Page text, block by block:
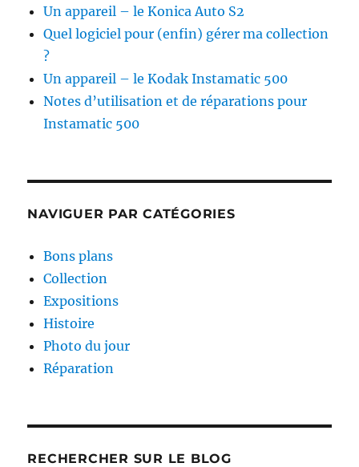
Un appareil – le Konica Auto S2
Quel logiciel pour (enfin) gérer ma collection
?
Un appareil – le Kodak Instamatic 500
Notes d’utilisation et de réparations pour
Instamatic 500
NAVIGUER PAR CATÉGORIES
Bons plans
Collection
Expositions
Histoire
Photo du jour
Réparation
RECHERCHER SUR LE BLOG